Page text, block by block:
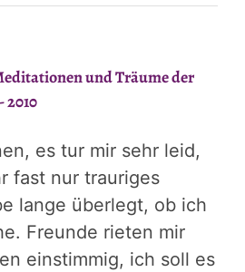
und Träume der
2010
es tur mir sehr leid,
fast nur trauriges
lange überlegt, ob ich
Freunde rieten mir
einstimmig, ich soll es